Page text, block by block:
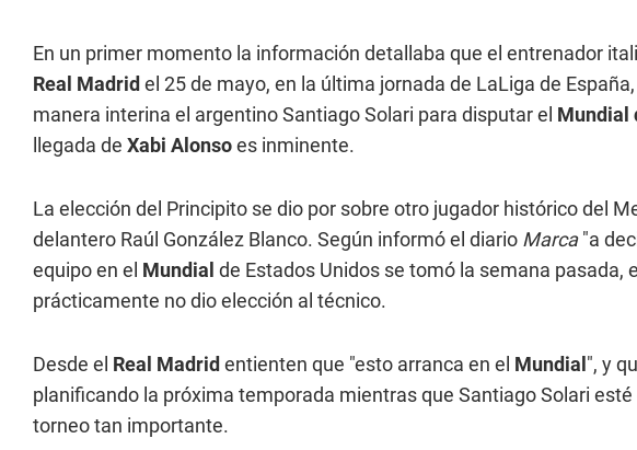
En un primer momento la información detallaba que el entrenador
Real Madrid el 25 de mayo, en la última jornada de LaLiga de
manera interina el argentino Santiago Solari para disputar el Mundial
llegada de Xabi Alonsoes inminente.
La elección del Principito se dio por sobre otro jugador histórico del
delantero Raúl González Blanco. Según informó el diario Marca"a
equipo en el Mundial de Estados Unidos se tomó la semana pasada,
prácticamente no dio elección al técnico.
Desde el Real Madrid entienten que "esto arranca en el Mundial ", y
planificando la próxima temporada mientras que Santiago Solari
torneo tan importante.